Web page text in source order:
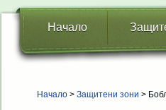
Начало
Начало > Защитени зони >